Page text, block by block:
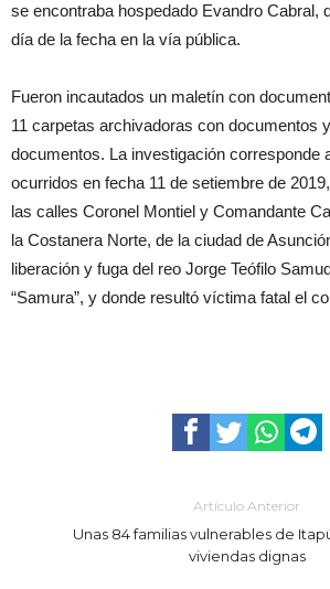
se encontraba hospedado Evandro Cabral,
día de la fecha en la vía pública.
Fueron incautados un maletín con
11 carpetas archivadoras con documentos
documentos. La investigación corresponde
ocurridos en fecha 11 de setiembre de
las calles Coronel Montiel y Comandante
la Costanera Norte, de la ciudad de
liberación y fuga del reo Jorge Teófilo
“Samura”, y donde resultó víctima fatal el
Artículo Anterior
Unas 84 familias vulnerables de
viviendas dignas